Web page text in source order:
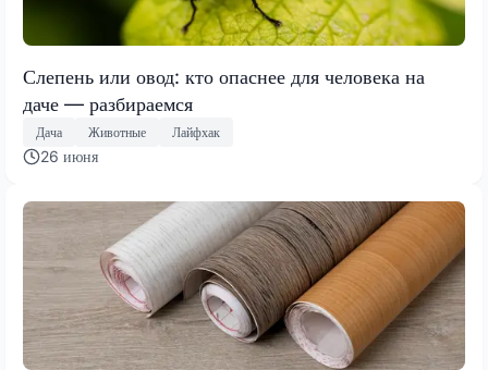
Слепень или овод: кто опаснее для человека на
даче — разбираемся
Дача Животные Лайфхак
26 июня